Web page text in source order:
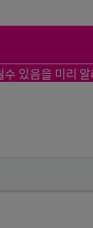
있음을 미리